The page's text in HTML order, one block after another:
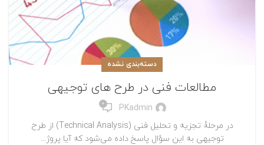
دسته‌بندی نشده
مطالعات فنی در طرح های توجیهی
PKadmin
0
در مرحلۀ تجزیه‌ و تحلیل فنی (Technical Analysis) از طرح
توجیهی به این سؤال پاسخ داده می‌شود که آیا پروژ...